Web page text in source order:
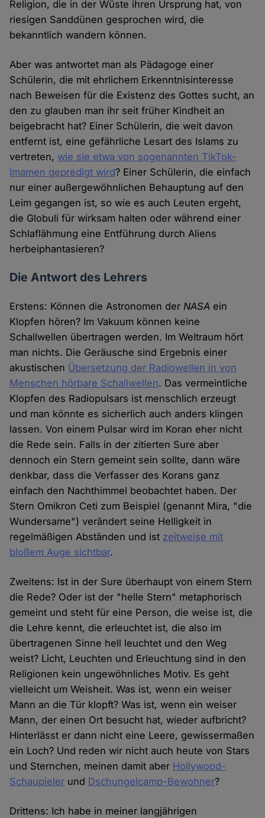
Religion, die in der Wüste ihren Ursprung hat, von
riesigen Sanddünen gesprochen wird, die
bekanntlich wandern können.
Aber was antwortet man als Pädagoge einer
Schülerin, die mit ehrlichem Erkenntnisinteresse
nach Beweisen für die Existenz des Gottes sucht, an
den zu glauben man ihr seit früher Kindheit an
beigebracht hat? Einer Schülerin, die weit davon
entfernt ist, eine gefährliche Lesart des Islams zu
vertreten, wie sie etwa von sogenannten TikTok-
Imamen gepredigt wird? Einer Schülerin, die einfach
nur einer außergewöhnlichen Behauptung auf den
Leim gegangen ist, so wie es auch Leuten ergeht,
die Globuli für wirksam halten oder während einer
Schlaflähmung eine Entführung durch Aliens
herbeiphantasieren?
Die Antwort des Lehrers
Erstens: Können die Astronomen derNASA ein
Klopfen hören? Im Vakuum können keine
Schallwellen übertragen werden. Im Weltraum hört
man nichts. Die Geräusche sind Ergebnis einer
akustischen Übersetzung der Radiowellen in von
Menschen hörbare Schallwellen. Das vermeintliche
Klopfen des Radiopulsars ist menschlich erzeugt
und man könnte es sicherlich auch anders klingen
lassen. Von einem Pulsar wird im Koran eher nicht
die Rede sein. Falls in der zitierten Sure aber
dennoch ein Stern gemeint sein sollte, dann wäre
denkbar, dass die Verfasser des Korans ganz
einfach den Nachthimmel beobachtet haben. Der
Stern Omikron Ceti zum Beispiel (genannt Mira, "die
Wundersame") verändert seine Helligkeit in
regelmäßigen Abständen und ist zeitweise mit
bloßem Auge sichtbar.
Zweitens: Ist in der Sure überhaupt von einem Stern
die Rede? Oder ist der "helle Stern" metaphorisch
gemeint und steht für eine Person, die weise ist, die
die Lehre kennt, die erleuchtet ist, die also im
übertragenen Sinne hell leuchtet und den Weg
weist? Licht, Leuchten und Erleuchtung sind in den
Religionen kein ungewöhnliches Motiv. Es geht
vielleicht um Weisheit. Was ist, wenn ein weiser
Mann an die Tür klopft? Was ist, wenn ein weiser
Mann, der einen Ort besucht hat, wieder aufbricht?
Hinterlässt er dann nicht eine Leere, gewissermaßen
ein Loch? Und reden wir nicht auch heute von Stars
und Sternchen, meinen damit aber Hollywood-
Schaupieler und Dschungelcamp-Bewohner?
Drittens: Ich habe in meiner langjährigen